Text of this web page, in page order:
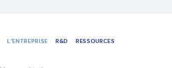
L’ENTREPRISE R&D RESSOURCES